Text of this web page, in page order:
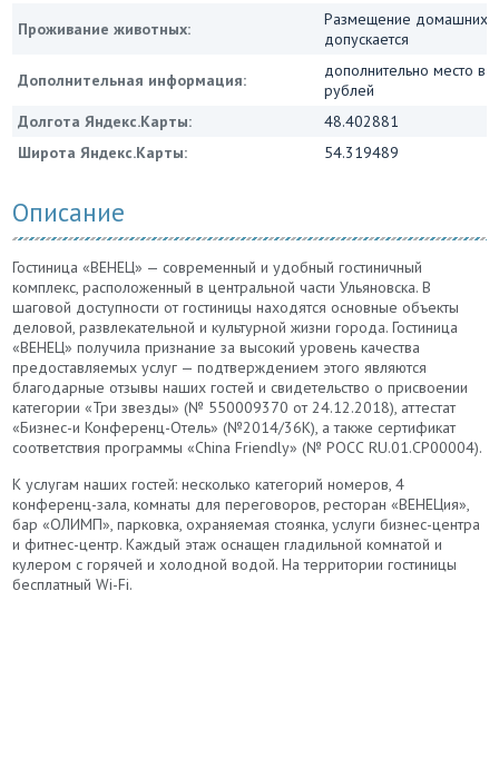
Проживание животных:
Размещение домашних
допускается
Дополнительная информация:
дополнительно место в
рублей
Долгота Яндекс.Карты:
48.402881
Широта Яндекс.Карты:
54.319489
Описание
Гостиница «ВЕНЕЦ» — современный и удобный гостиничный
комплекс, расположенный в центральной части Ульяновска. В
шаговой доступности от гостиницы находятся основные объекты
деловой, развлекательной и культурной жизни города. Гостиница
«ВЕНЕЦ» получила признание за высокий уровень качества
предоставляемых услуг — подтверждением этого являются
благодарные отзывы наших гостей и свидетельство о присвоении
категории «Три звезды» (№ 550009370 от 24.12.2018), аттестат
«Бизнес-и Конференц-Отель» (№2014/36К), а также сертификат
соответствия программы «China Friendly» (№ РОСС RU.01.СР00004).
К услугам наших гостей: несколько категорий номеров, 4
конференц-зала, комнаты для переговоров, ресторан «ВЕНЕЦия»,
бар «ОЛИМП», парковка, охраняемая стоянка, услуги бизнес-центра
и фитнес-центр. Каждый этаж оснащен гладильной комнатой и
кулером с горячей и холодной водой. На территории гостиницы
бесплатный Wi-Fi.